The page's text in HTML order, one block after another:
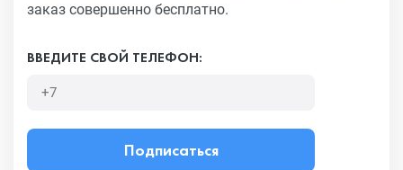
заказ совершенно бесплатно.
ВВЕДИТЕ СВОЙ ТЕЛЕФОН:
Подписаться